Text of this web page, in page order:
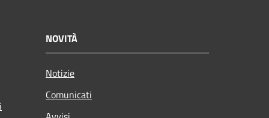
NOVITÀ
Notizie
Comunicati